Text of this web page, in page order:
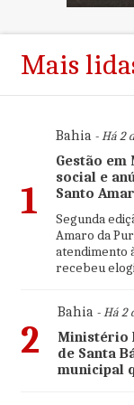
Mais
1
Bahia- Há 2
Gestão em
social e
Santo
Segunda
Amaro da
atendimento
recebeu
2
Bahia- Há 2
Ministério
de Santa
municipal